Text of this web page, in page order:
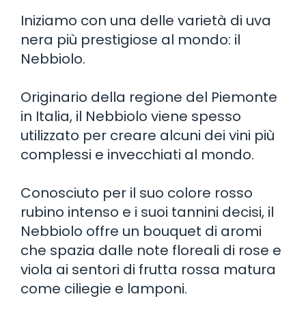
Iniziamo con una delle varietà di uva
nera più prestigiose al mondo: il
Nebbiolo.
Originario della regione del Piemonte
in Italia, il Nebbiolo viene spesso
utilizzato per creare alcuni dei vini più
complessi e invecchiati al mondo.
Conosciuto per il suo colore rosso
rubino intenso e i suoi tannini decisi, il
Nebbiolo offre un bouquet di aromi
che spazia dalle note floreali di rose e
viola ai sentori di frutta rossa matura
come ciliegie e lamponi.